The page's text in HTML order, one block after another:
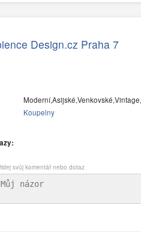
Design.cz Praha 7
Koupelny
svůj komentář nebo dotaz